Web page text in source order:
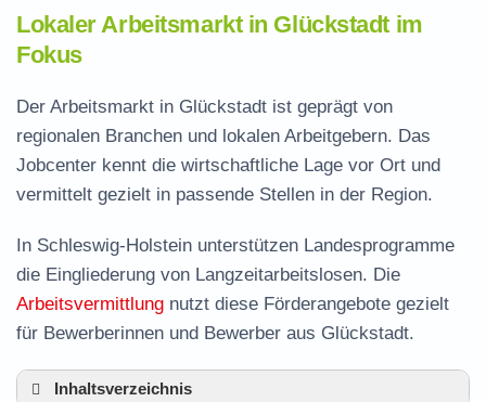
Lokaler Arbeitsmarkt in Glückstadt im
Fokus
Der Arbeitsmarkt in Glückstadt ist geprägt von
regionalen Branchen und lokalen Arbeitgebern. Das
Jobcenter kennt die wirtschaftliche Lage vor Ort und
vermittelt gezielt in passende Stellen in der Region.
In Schleswig-Holstein unterstützen Landesprogramme
die Eingliederung von Langzeitarbeitslosen. Die
Arbeitsvermittlung nutzt diese Förderangebote gezielt
für Bewerberinnen und Bewerber aus Glückstadt.
Inhaltsverzeichnis